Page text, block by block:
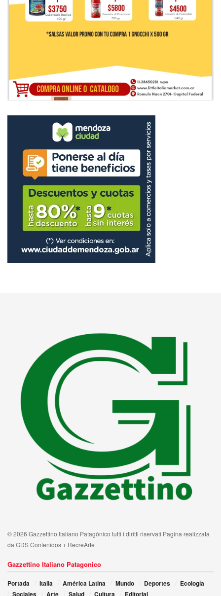
© 2026 Gazzettino Italiano Patagónico tutti i diritti riservati Pagina realizzata
da GDS Contenidos + RecreArte
Gazzettino Italiano Patagonico
Portada Italia América Latina Mundo Deportes
Ecología
Sociales
Arte Salud Cultura Editorial